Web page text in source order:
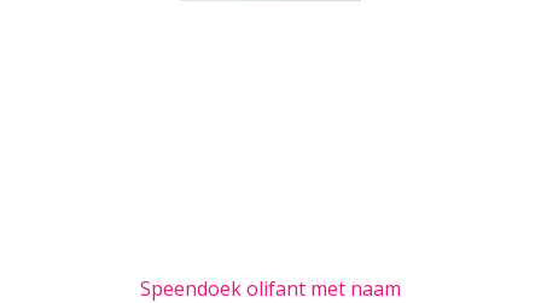
Speendoek olifant met naam